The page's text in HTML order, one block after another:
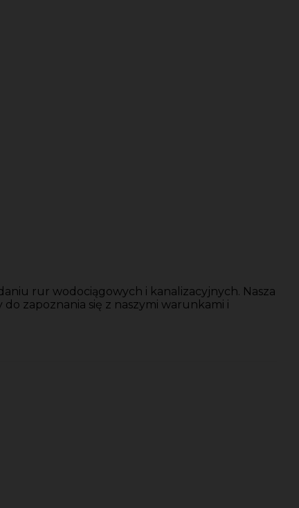
rur wodociągowych i kanalizacyjnych. Nasza
zapoznania się z naszymi warunkami i